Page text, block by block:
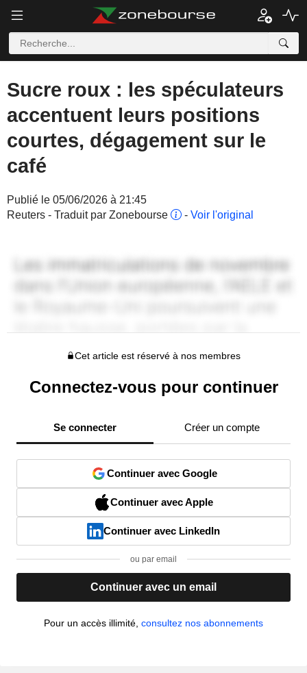
Sucre roux : les spéculateurs
accentuent leurs positions
courtes, dégagement sur le
café
Publié le 05/06/2026 à 21:45
Reuters - Traduit par Zonebourse
- Voir l'original
Cet article est réservé à nos membres
Connectez-vous pour continuer
Se connecter Créer un compte
Continuer avec Google
Continuer avec Apple
Continuer avec LinkedIn
ou par email
Continuer avec un email
Pour un accès illimité, consultez nos abonnements